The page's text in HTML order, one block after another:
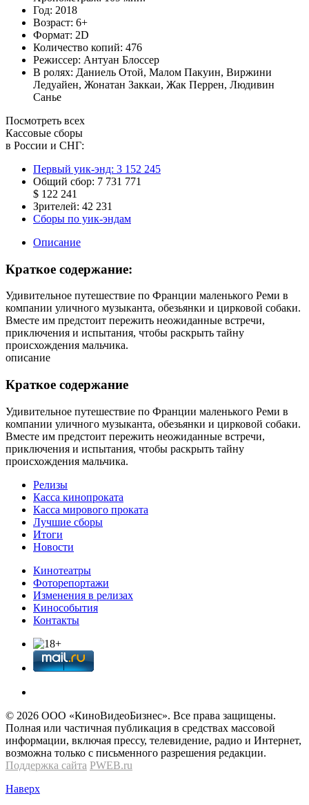
Год: 2018
Возраст: 6+
Формат: 2D
Количество копий: 476
Режиссер: Антуан Блоссер
В ролях: Даниель Отой, Малом Пакуин, Виржини
Ледуайен, Жонатан Заккаи, Жак Перрен, Людивин
Санье
Посмотреть всех
Кассовые сборы
в России и СНГ:
Первый уик-энд: 3 152 245
Общий сбор: 7 731 771
$ 122 241
Зрителей: 42 231
Сборы по уик-эндам
Описание
Краткое содержание:
Удивительное путешествие по Франции маленького Реми в
компании уличного музыканта, обезьянки и цирковой собаки.
Вместе им предстоит пережить неожиданные встречи,
приключения и испытания, чтобы раскрыть тайну
происхождения мальчика.
описание
Краткое содержание
Удивительное путешествие по Франции маленького Реми в
компании уличного музыканта, обезьянки и цирковой собаки.
Вместе им предстоит пережить неожиданные встречи,
приключения и испытания, чтобы раскрыть тайну
происхождения мальчика.
Релизы
Касса кинопроката
Касса мирового проката
Лучшие сборы
Итоги
Новости
Кинотеатры
Фоторепортажи
Изменения в релизах
Кинособытия
Контакты
© 2026 OOО «КиноВидеоБизнес». Все права защищены.
Полная или частичная публикация в средствах массовой
информации, включая прессу, телевидение, радио и Интернет,
возможна только с письменного разрешения редакции.
Поддержка сайта PWEB.ru
Наверх